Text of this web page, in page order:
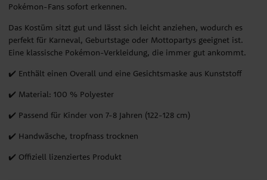
Pokémon-Fans sofort erkennen.
Das Kostüm sitzt gut und lässt sich leicht anziehen, wodurch es
perfekt für Karneval, Geburtstage oder Mottopartys geeignet ist.
Eine klassische Pokémon-Verkleidung, die immer gut ankommt.
✔️ Enthält einen Overall und eine Gesichtsmaske aus Kunststoff
✔️ Material: 100 % Polyester
✔️ Passend für Kinder von 7-8 Jahren (122-128 cm)
✔️ Handwäsche, tropfnass trocknen
✔️ Offiziell lizenziertes Produkt